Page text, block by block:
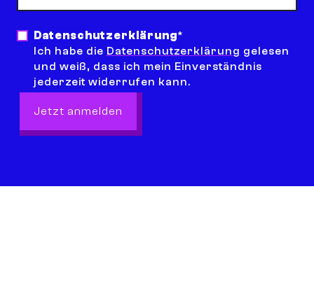
Datenschutzerklärung*
Ich habe die Datenschutzerklärung gelesen
und weiß, dass ich mein Einverständnis
jederzeit widerrufen kann.
Jetzt anmelden